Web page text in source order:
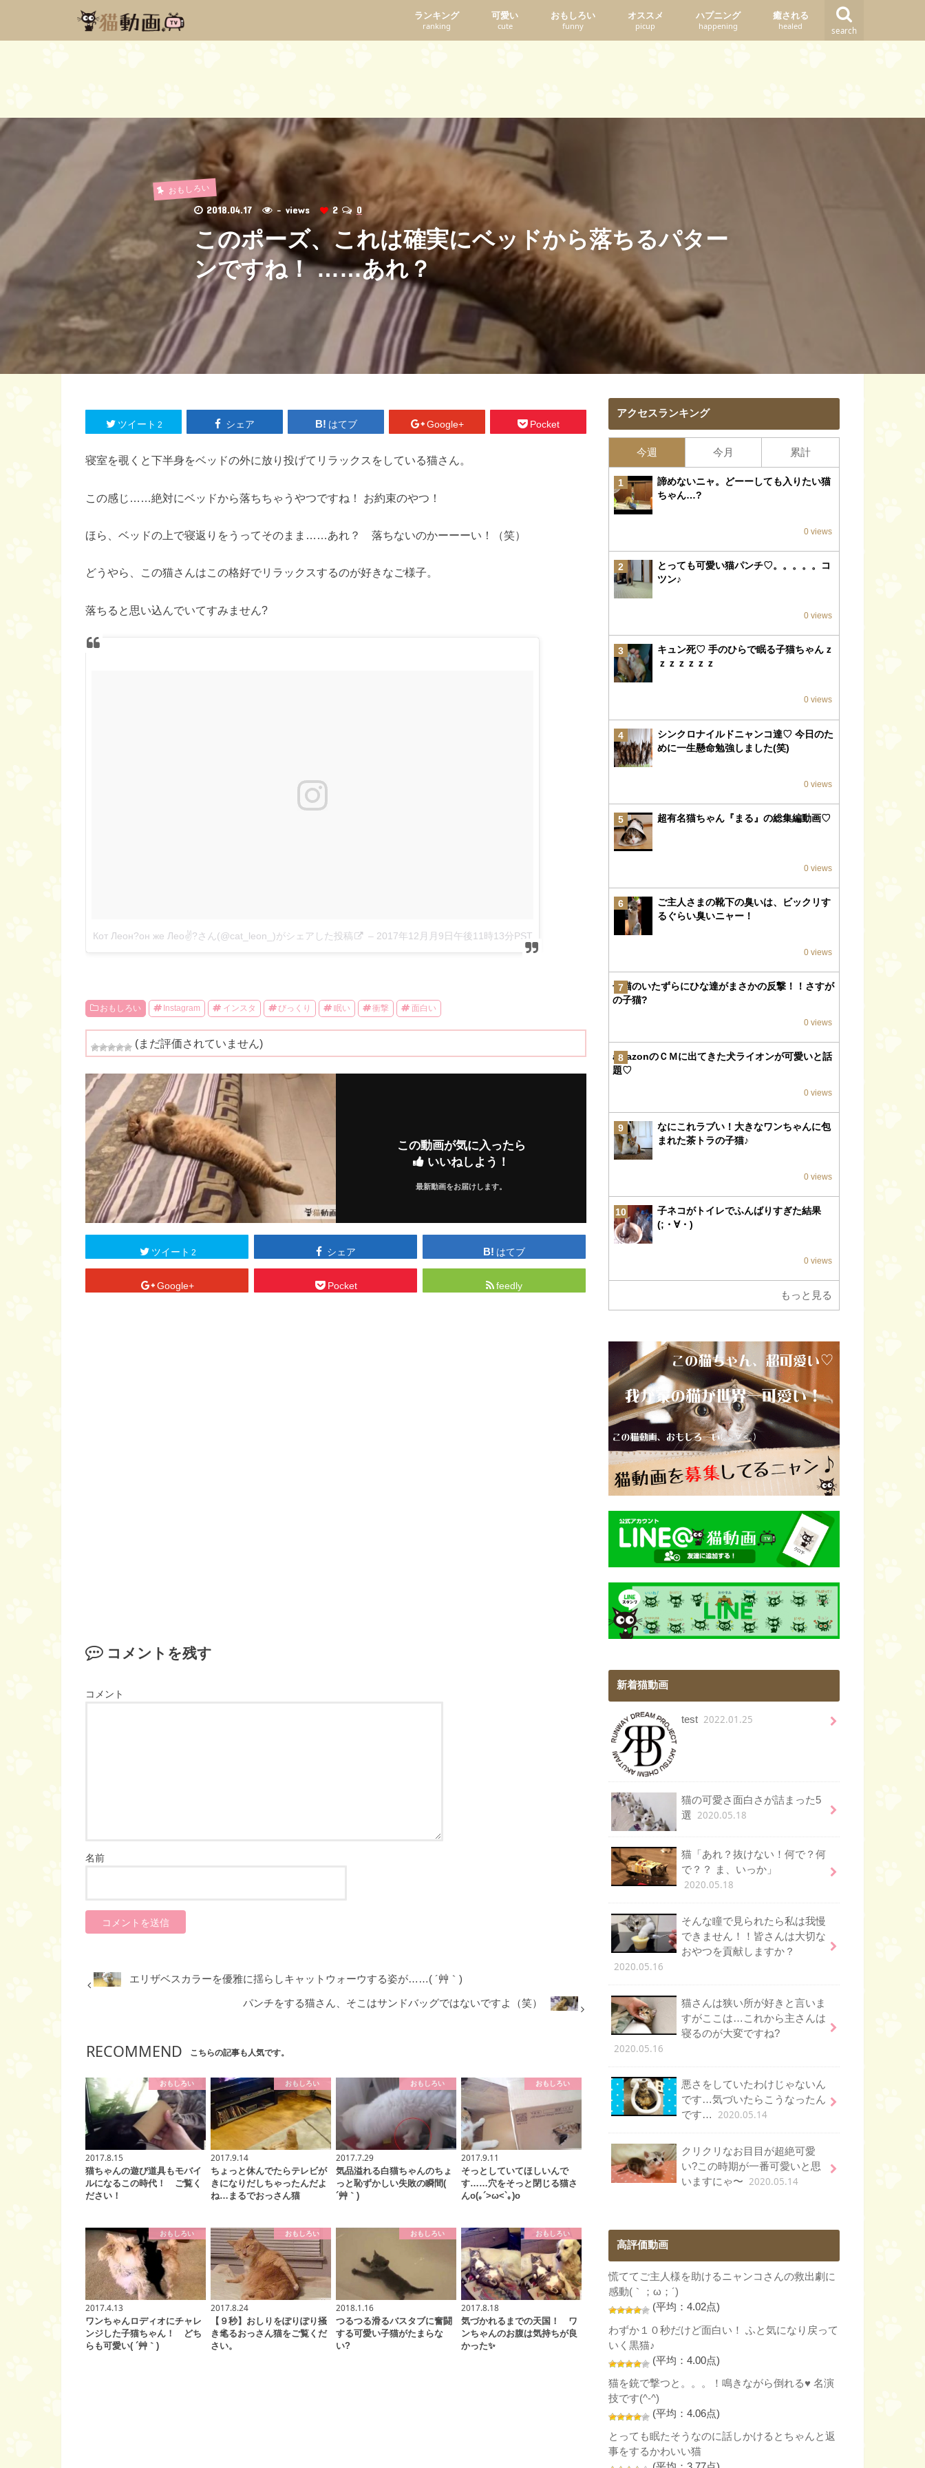
search
ランキング
ranking
可愛い
cute
おもしろい
funny
オススメ
picup
ハプニング
happening
癒される
healed
おもしろい
2018.04.17 - views 2 0
このポーズ、これは確実にベッドから落ちるパター
ンですね！ ……あれ？
ツイート 2 シェア はてブ Google+ Pocket
寝室を覗くと下半身をベッドの外に放り投げてリラックスをしている猫さん。
この感じ……絶対にベッドから落ちちゃうやつですね！ お約束のやつ！
ほら、ベッドの上で寝返りをうってそのまま……あれ？ 落ちないのかーーーい！（笑）
どうやら、この猫さんはこの格好でリラックスするのが好きなご様子。
落ちると思い込んでいてすみません?
Кот Леон?он же Лео✌️?さん(@cat_leon_)がシェアした投稿 – 2017年12月月9日午後11時13分PST
おもしろい Instagram インスタ びっくり 眠い 衝撃 面白い
(まだ評価されていません)
この動画が気に入ったら
いいねしよう！
最新動画をお届けします。
ツイート 2 シェア はてブ
Google+ Pocket feedly
コメントを残す
コメント
名前
エリザベスカラーを優雅に揺らしキャットウォーウする姿が……( ´艸｀)
パンチをする猫さん、そこはサンドバッグではないですよ（笑）
RECOMMEND こちらの記事も人気です。
おもしろい
2017.8.15
猫ちゃんの遊び道具もモバイ
ルになるこの時代！ ご覧く
ださい！
おもしろい
2017.9.14
ちょっと休んでたらテレビが
きになりだしちゃったんだよ
ね…まるでおっさん猫
おもしろい
2017.7.29
気品溢れる白猫ちゃんのちょ
っと恥ずかしい失敗の瞬間(
´艸｀)
おもしろい
2017.9.11
そっとしていてほしいんで
す……穴をそっと閉じる猫さ
んo(｡´>ω<`｡)o
おもしろい
2017.4.13
ワンちゃんロディオにチャレ
ンジした子猫ちゃん！ どち
らも可愛い( ´艸｀)
おもしろい
2017.8.24
【９秒】おしりをぽりぽり掻
き毟るおっさん猫をご覧くだ
さい。
おもしろい
2018.1.16
つるつる滑るバスタブに奮闘
する可愛い子猫がたまらな
い?
おもしろい
2017.8.18
気づかれるまでの天国！ ワ
ンちゃんのお腹は気持ちが良
かった✨
アクセスランキング
今週 今月 累計
1
諦めないニャ。どーーしても入りたい猫
ちゃん…?
0 views
2
とっても可愛い猫パンチ♡。。。。。コ
ツン♪
0 views
3
キュン死♡ 手のひらで眠る子猫ちゃんｚ
ｚｚｚｚｚｚ
0 views
4
シンクロナイルドニャンコ達♡ 今日のた
めに一生懸命勉強しました(笑)
0 views
5 超有名猫ちゃん『まる』の総集編動画♡
0 views
6
ご主人さまの靴下の臭いは、ビックリす
るぐらい臭いニャー！
0 views
7
子猫のいたずらにひな達がまさかの反撃！！さすが
の子猫?
0 views
8
amazonのＣＭに出てきた犬ライオンが可愛いと話
題♡
0 views
9
なにこれラブい！大きなワンちゃんに包
まれた茶トラの子猫♪
0 views
10
子ネコがトイレでふんばりすぎた結果
(;・∀・)
0 views
もっと見る
新着猫動画
test 2022.01.25
猫の可愛さ面白さが詰まった5
選 2020.05.18
猫「あれ？抜けない！何で？何
で？？ ま、いっか」
2020.05.18
そんな瞳で見られたら私は我慢
できません！！皆さんは大切な
おやつを貢献しますか？
2020.05.16
猫さんは狭い所が好きと言いま
すがここは…これから主さんは
寝るのが大変ですね?
2020.05.16
悪さをしていたわけじゃないん
です…気づいたらこうなったん
です…
2020.05.14
クリクリなお目目が超絶可愛
い?この時期が一番可愛いと思
いますにゃ〜 2020.05.14
高評価動画
慌ててご主人様を助けるニャンコさんの救出劇に
感動(｀；ω；´)
(平均：4.02点)
わずか１０秒だけど面白い！ ふと気になり戻って
いく黒猫♪
(平均：4.00点)
猫を銃で撃つと。。。！鳴きながら倒れる♥ 名演
技です(^-^)
(平均：4.06点)
とっても眠たそうなのに話しかけるとちゃんと返
事をするかわいい猫